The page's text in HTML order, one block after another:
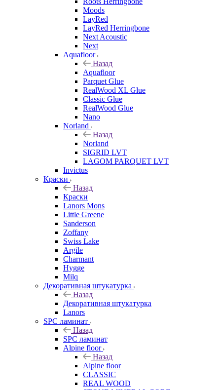
Moods
LayRed
LayRed Herringbone
Next Acoustic
Next
Aquafloor
Назад
Aquafloor
Parquet Glue
RealWood XL Glue
Classic Glue
RealWood Glue
Nano
Norland
Назад
Norland
SIGRID LVT
LAGOM PARQUET LVT
Invictus
Краски
Назад
Краски
Lanors Mons
Little Greene
Sanderson
Zoffany
Swiss Lake
Argile
Charmant
Hygge
Milq
Декоративная штукатурка
Назад
Декоративная штукатурка
Lanors
SPC ламинат
Назад
SPC ламинат
Alpine floor
Назад
Alpine floor
CLASSIC
REAL WOOD